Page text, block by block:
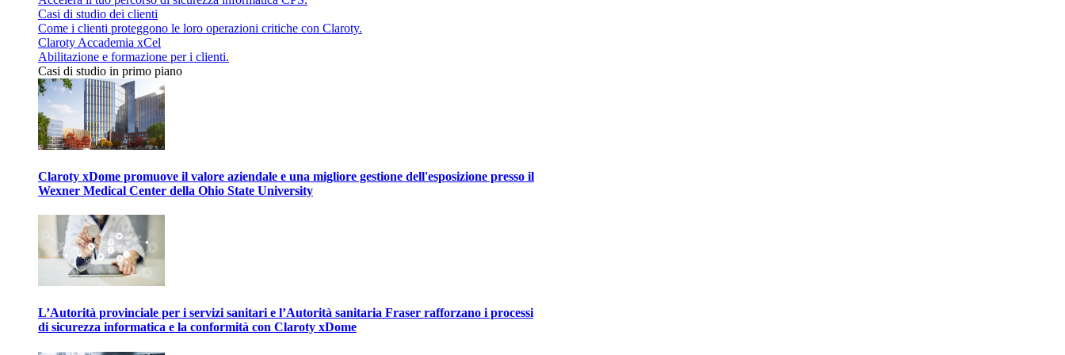
Casi di studio dei clienti
Come i clienti proteggono le loro operazioni critiche con Claroty.
Claroty Accademia xCel
Abilitazione e formazione per i clienti.
Casi di studio in primo piano
Claroty xDome promuove il valore aziendale e una migliore gestione dell'esposizione presso il
Wexner Medical Center della Ohio State University
L’Autorità provinciale per i servizi sanitari e l’Autorità sanitaria Fraser rafforzano i processi
di sicurezza informatica e la conformità con Claroty xDome